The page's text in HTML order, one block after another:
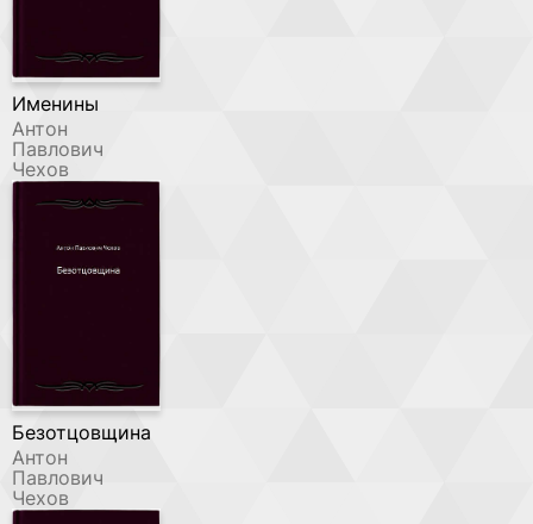
Именины
Антон
Павлович
Чехов
Безотцовщина
Антон
Павлович
Чехов